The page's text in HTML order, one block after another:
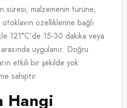
süresi, malzemenin türüne,
özelliklerine bağlı
121°C’de 15-30 dakika veya
uygulanır. Doğru
etkili bir şekilde yok
sahiptir.
Hangi